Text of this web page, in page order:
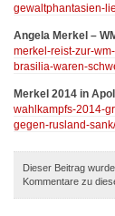
gewaltphantasien-
Angela Merkel –
merkel-reist-zur-
brasilia-waren-
Merkel 2014 in
wahlkampfs-2014-
gegen-rusland-sank/
Dieser Beitrag
Kommentare zu